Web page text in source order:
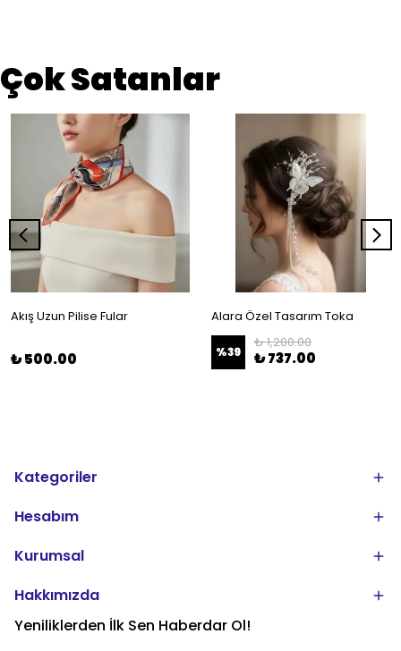
Çok Satanlar
Akış Uzun Pilise Fular
₺ 500.00
Alara Özel Tasarım Toka
%39
₺ 1,200.00
₺ 737.00
Kategoriler
Hesabım
Kurumsal
Hakkımızda
Yeniliklerden İlk Sen Haberdar Ol!